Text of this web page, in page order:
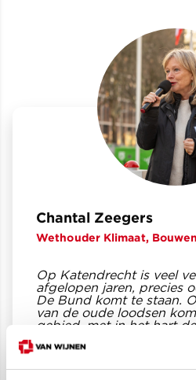
Chantal Zeegers
Wethouder Klimaat,
Op Katendrecht is veel
afgelopen jaren, precies
De Bund komt te staan.
van de oude loodsen
gebied, met in het hart
woontorens. Hier kan
worden maar ook gewerkt